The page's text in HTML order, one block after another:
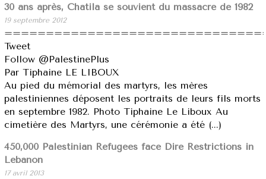
30 ans après, Chatila se souvient du massacre de 1982
19 septembre 2012
Tweet
Follow @PalestinePlus
Par Tiphaine LE LIBOUX
Au pied du mémorial des martyrs, les mères
palestiniennes déposent les portraits de leurs fils morts
en septembre 1982. Photo Tiphaine Le Liboux Au
cimetière des Martyrs, une cérémonie a été (...)
450,000 Palestinian Refugees face Dire Restrictions in
Lebanon
17 avril 2013